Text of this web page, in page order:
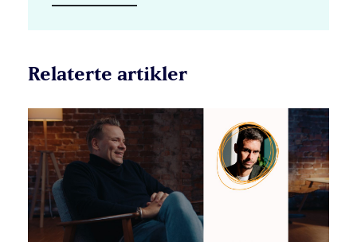
Relaterte artikler